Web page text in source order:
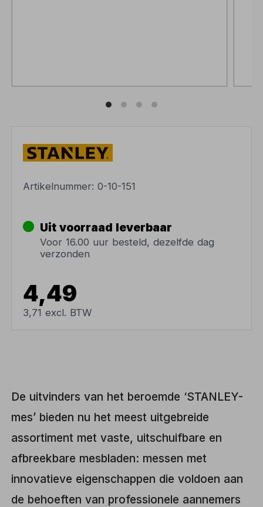
Artikelnummer:0-10-151
Uit voorraad leverbaar
Voor 16.00 uur besteld, dezelfde dag
verzonden
4,49
3,71 excl. BTW
De uitvinders van het beroemde ‘STANLEY-
mes’ bieden nu het meest uitgebreide
assortiment met vaste, uitschuifbare en
afbreekbare mesbladen: messen met
innovatieve eigenschappen die voldoen aan
de behoeften van professionele aannemers